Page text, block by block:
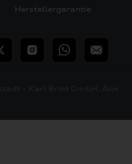
Herstellergarantie
InstagramWhatsApp
E-